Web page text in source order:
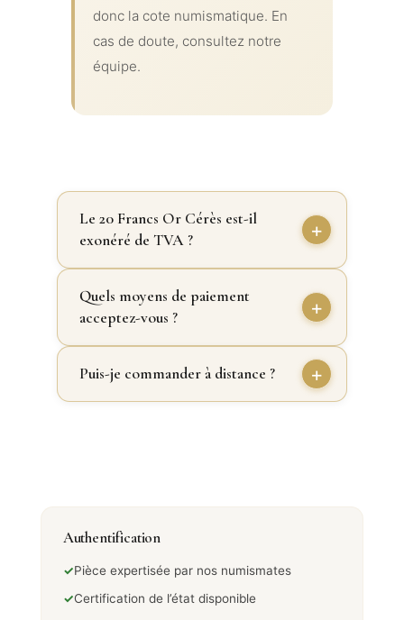
donc la cote numismatique. En
cas de doute, consultez notre
équipe.
Le 20 Francs Or Cérès est-il
exonéré de TVA ?
Quels moyens de paiement
acceptez-vous ?
Puis-je commander à distance ?
Authentification
✓Pièce expertisée par nos numismates
✓Certification de l’état disponible